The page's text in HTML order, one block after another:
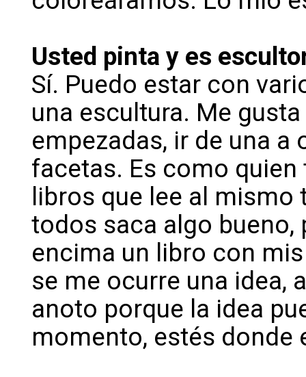
Usted pinta y es
Sí. Puedo estar con
una escultura. Me
empezadas, ir de una
facetas. Es como
libros que lee al
todos saca algo bueno,
encima un libro con
se me ocurre una idea,
anoto porque la idea
momento, estés donde